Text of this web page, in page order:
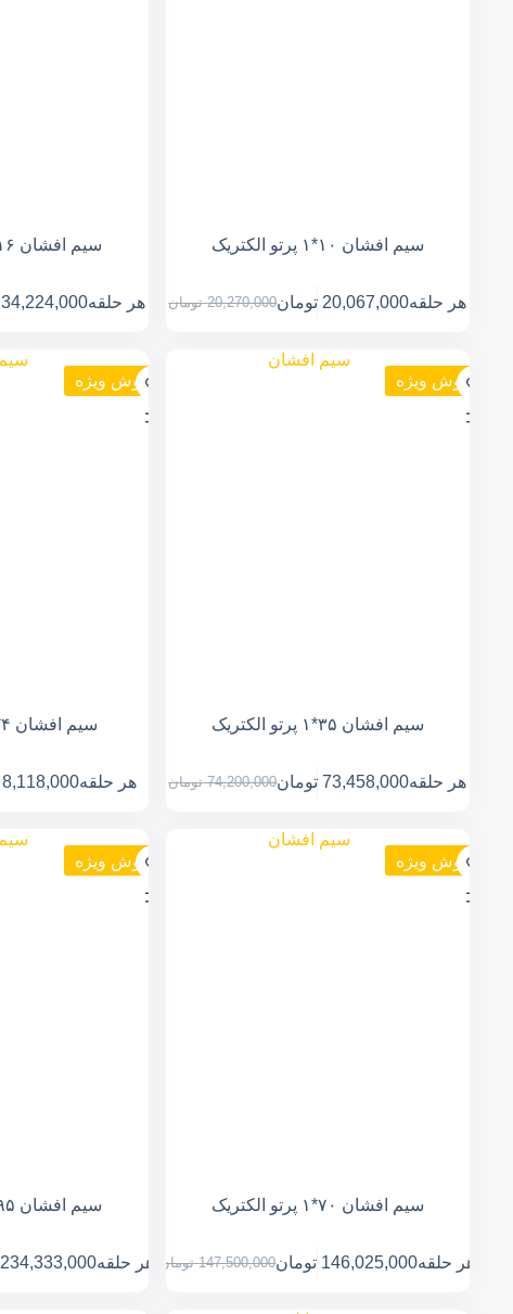
سیم افشان ۱۰*۱ پرتو الکتریک
هر حلقه 20,270,000 تومان 20,067,000 تومان
سیم افشان ۱۶*۱ پرتو الکتریک
هر حلقه34,224,000
فروش ویژه
سیم افشان ۳۵*۱ پرتو الکتریک
هر حلقه 74,200,000 تومان 73,458,000 تومان
فروش ویژه
سیم افشان ۴*۱ پرتو الکتریک
هر حلقه8,118,000
فروش ویژه
سیم افشان ۷۰*۱ پرتو الکتریک
هر حلقه 147,500,000 تومان 146,025,000 تومان
فروش ویژه
سیم افشان ۹۵*۱ پرتو الکتریک
هر حلقه234,333,000